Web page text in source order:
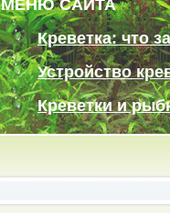
МЕНЮ САЙТА
Креветка: что
Устройство
Креветки и